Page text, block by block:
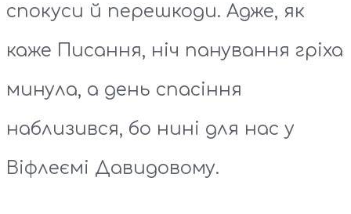
спокуси й перешкоди. Адже, як
каже Писання, ніч панування гріха
минула, а день спасіння
наблизився, бо нині для нас у
Віфлеємі Давидовому.